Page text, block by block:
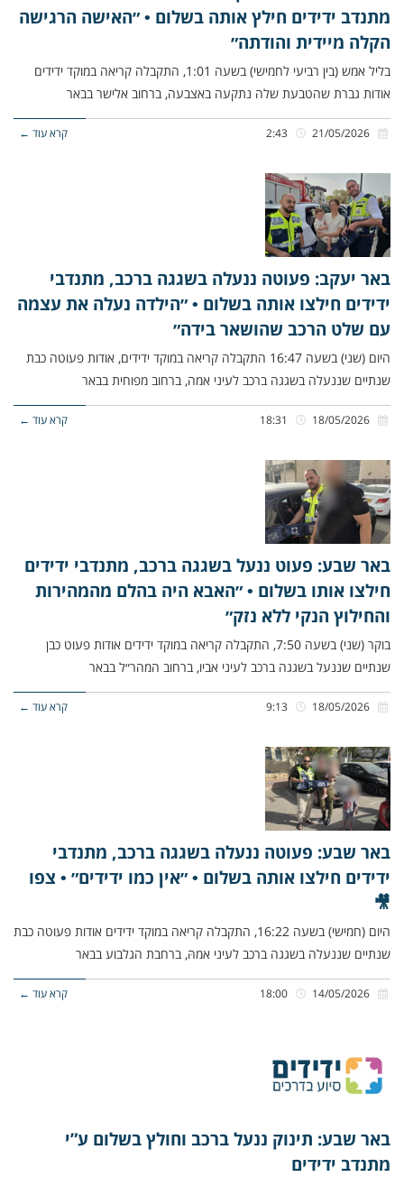
מתנדב ידידים חילץ אותה בשלום • ״האישה הרגישה
הקלה מיידית והודתה״
בליל אמש (בין רביעי לחמישי) בשעה 1:01, התקבלה קריאה במוקד ידידים
אודות גברת שהטבעת שלה נתקעה באצבעה, ברחוב אלישר בבאר
קרא עוד ←
באר יעקב: פעוטה ננעלה בשגגה ברכב, מתנדבי
ידידים חילצו אותה בשלום • ״הילדה נעלה את עצמה
עם שלט הרכב שהושאר בידה״
היום (שני) בשעה 16:47 התקבלה קריאה במוקד ידידים, אודות פעוטה כבת
שנתיים שננעלה בשגגה ברכב לעיני אמה, ברחוב מפוחית בבאר
קרא עוד ←
באר שבע: פעוט ננעל בשגגה ברכב, מתנדבי ידידים
חילצו אותו בשלום • ״האבא היה בהלם מהמהירות
והחילוץ הנקי ללא נזק״
בוקר (שני) בשעה 7:50, התקבלה קריאה במוקד ידידים אודות פעוט כבן
שנתיים שננעל בשגגה ברכב לעיני אביו, ברחוב המהר״ל בבאר
קרא עוד ←
באר שבע: פעוטה ננעלה בשגגה ברכב, מתנדבי
ידידים חילצו אותה בשלום • ״אין כמו ידידים״ • צפו
🎥
היום (חמישי) בשעה 16:22, התקבלה קריאה במוקד ידידים אודות פעוטה כבת
שנתיים שננעלה בשגגה ברכב לעיני אמהּ, ברחבת הגלבוע בבאר
קרא עוד ←
באר שבע: תינוק ננעל ברכב וחולץ בשלום ע”י
מתנדב ידידים